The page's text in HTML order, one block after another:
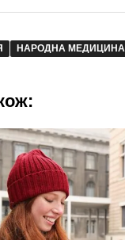
НАРОДНА МЕДИЦИНА